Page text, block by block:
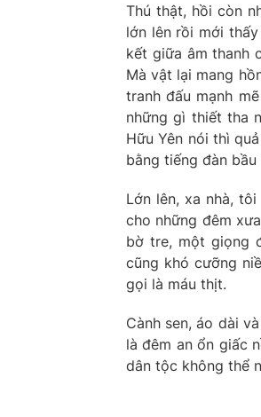
Thú thật, hồi còn
lớn lên rồi mới
kết giữa âm thanh
Mà vật lại mang
tranh đấu mạnh
những gì thiết tha
Hữu Yên nói thì
bằng tiếng đàn
Lớn lên, xa nhà,
cho những đêm
bờ tre, một giọng
cũng khó cưỡng
gọi là máu thịt.
Cành sen, áo dài
là đêm an ổn giấc
dân tộc không thể